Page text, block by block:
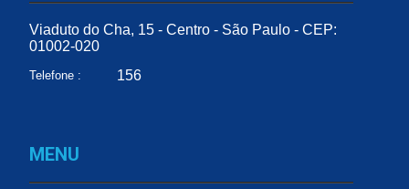
Viaduto do Cha, 15 - Centro - São Paulo - CEP:
01002-020
Telefone : 156
MENU